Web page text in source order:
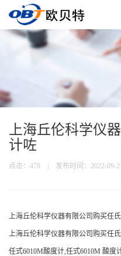
上海丘伦科学仪
计咗
点击： 478 | 发布时间：2022-09-
上海丘伦科学仪器有限公司购买任
上海丘伦科学仪器有限公司购买任
任式6010M酸度计,任式6010M 酸度